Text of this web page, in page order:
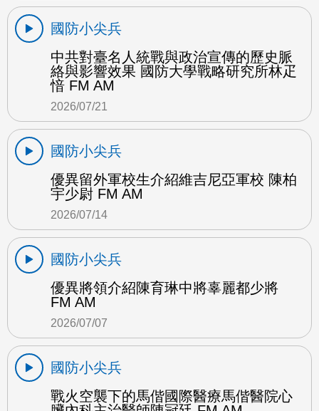
國防小尖兵
中共對臺名人統戰與政治宣傳的歷史脈
絡與影響效果 國防大學戰略研究所林疋
愔 FM AM
2026/07/21
國防小尖兵
優異留外軍校生介紹維吉尼亞軍校 陳柏
宇少尉 FM AM
2026/07/14
國防小尖兵
優異將領介紹陳育琳中將辜麗都少將
FM AM
2026/07/07
國防小尖兵
戰火空襲下的馬偕國際醫療馬偕醫院心